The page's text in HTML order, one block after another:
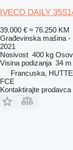
IVECO DAILY
39.000 € ≈ 76.250 KM
Građevinska mašina
2021
Nosivost 400 kg
Visina podizanja 34 m
Francuska,
FCE
Kontaktirajte prodavca